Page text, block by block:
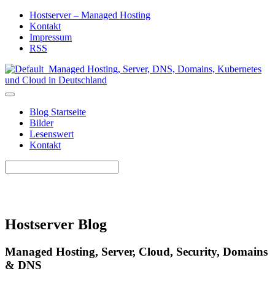
Hostserver – Managed Hosting
Kontakt
Impressum
RSS
Blog Startseite
Bilder
Lesenswert
Kontakt
Hostserver Blog
Managed Hosting, Server, Cloud, Security, Domains
& DNS